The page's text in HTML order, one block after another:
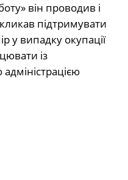
він проводив і
підтримувати
у випадку окупації
із